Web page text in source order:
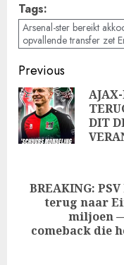
Tags:
Arsenal-ster bereikt
opvallende transfer zet
Post
navigation
Previous
DIT
Next
post:
BREAKING:
terug naar
miljoen
comeback die